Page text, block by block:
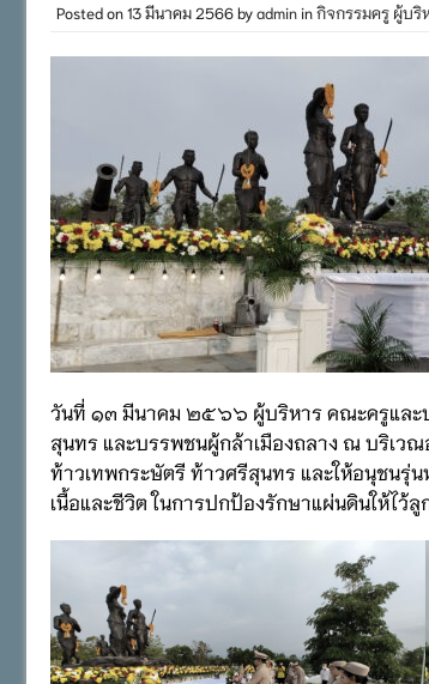
Posted on13 มีนาคม 2566byadmininกิจกรรมครู ผู้บริ
วันที่ ๑๓ มีนาคม ๒๕๖๖ ผู้บริหาร คณะครูและบุ
สุนทร และบรรพชนผู้กล้าเมืองถลาง ณ บริเวณ
ท้าวเทพกระษัตรี ท้าวศรีสุนทร และให้อนุชนรุ่
เนื้อและชีวิต ในการปกป้องรักษาแผ่นดินให้ไว้